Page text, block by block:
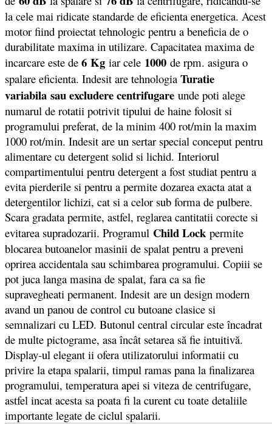
la cele mai ridicate standarde de eficienta energetica. Acest
motor fiind proiectat tehnologic pentru a beneficia de o
durabilitate maxima in utilizare. Capacitatea maxima de
incarcare este de 6 Kg iar cele 1000 de rpm. asigura o
spalare eficienta. Indesit are tehnologia Turatie
variabila sau excludere centrifugare unde poti alege
numarul de rotatii potrivit tipului de haine folosit si
programului preferat, de la minim 400 rot/min la maxim
1000 rot/min. Indesit are un sertar special conceput pentru
alimentare cu detergent solid si lichid. Interiorul
compartimentului pentru detergent a fost studiat pentru a
evita pierderile si pentru a permite dozarea exacta atat a
detergentilor lichizi, cat si a celor sub forma de pulbere.
Scara gradata permite, astfel, reglarea cantitatii corecte si
evitarea supradozarii. Programul Child Lock permite
blocarea butoanelor masinii de spalat pentru a preveni
oprirea accidentala sau schimbarea programului. Copiii se
pot juca langa masina de spalat, fara ca sa fie
supravegheati permanent. Indesit are un design modern
avand un panou de control cu butoane clasice si
semnalizari cu LED. Butonul central circular este încadrat
de multe pictograme, asa încât setarea să fie intuitivă.
Display-ul elegant ii ofera utilizatorului informatii cu
privire la etapa spalarii, timpul ramas pana la finalizarea
programului, temperatura apei si viteza de centrifugare,
astfel incat acesta sa poata fi la curent cu toate detaliile
importante legate de ciclul spalarii.